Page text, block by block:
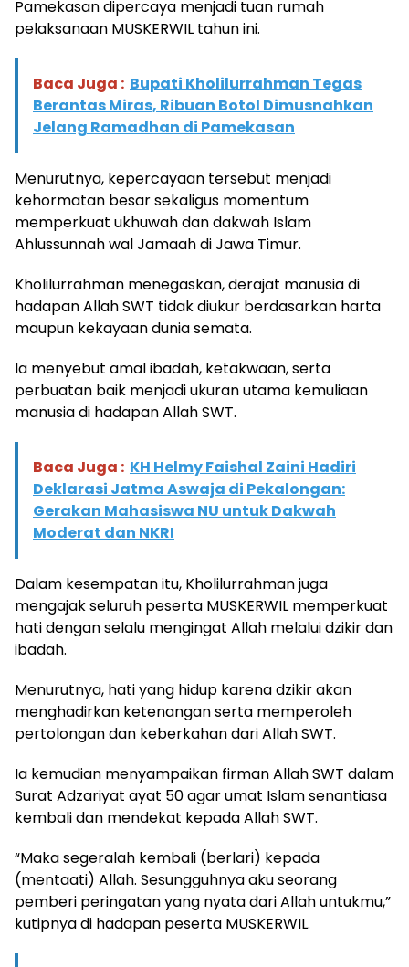
Pamekasan dipercaya menjadi tuan rumah
pelaksanaan MUSKERWIL tahun ini.
Baca Juga : Bupati Kholilurrahman Tegas
Berantas Miras, Ribuan Botol Dimusnahkan
Jelang Ramadhan di Pamekasan
Menurutnya, kepercayaan tersebut menjadi
kehormatan besar sekaligus momentum
memperkuat ukhuwah dan dakwah Islam
Ahlussunnah wal Jamaah di Jawa Timur.
Kholilurrahman menegaskan, derajat manusia di
hadapan Allah SWT tidak diukur berdasarkan harta
maupun kekayaan dunia semata.
Ia menyebut amal ibadah, ketakwaan, serta
perbuatan baik menjadi ukuran utama kemuliaan
manusia di hadapan Allah SWT.
Baca Juga : KH Helmy Faishal Zaini Hadiri
Deklarasi Jatma Aswaja di Pekalongan:
Gerakan Mahasiswa NU untuk Dakwah
Moderat dan NKRI
Dalam kesempatan itu, Kholilurrahman juga
mengajak seluruh peserta MUSKERWIL memperkuat
hati dengan selalu mengingat Allah melalui dzikir dan
ibadah.
Menurutnya, hati yang hidup karena dzikir akan
menghadirkan ketenangan serta memperoleh
pertolongan dan keberkahan dari Allah SWT.
Ia kemudian menyampaikan firman Allah SWT dalam
Surat Adzariyat ayat 50 agar umat Islam senantiasa
kembali dan mendekat kepada Allah SWT.
“Maka segeralah kembali (berlari) kepada
(mentaati) Allah. Sesungguhnya aku seorang
pemberi peringatan yang nyata dari Allah untukmu,”
kutipnya di hadapan peserta MUSKERWIL.